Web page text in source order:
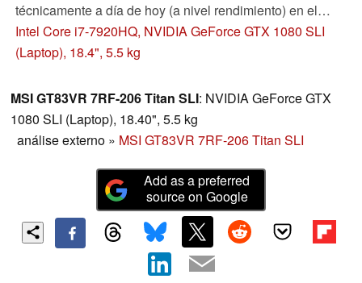
técnicamente a día de hoy (a nivel rendimiento) en el
segmento portátil. El procesador Kaby Lake más potente
de Intel va acompañado por dos GPUs Pascal. Sin
más de 5000 Euros hacen del GT83VR 7RF un juguete
caro para los entusiastas.
Intel Core i7-7920HQ, NVIDIA GeForce GTX 1080 SLI
(Laptop), 18.4", 5.5 kg
MSI GT83VR 7RF-206 Titan SLI: NVIDIA GeForce GTX
1080 SLI (Laptop), 18.40", 5.5 kg
análise externo » MSI GT83VR 7RF-206 Titan SLI
Add as a preferred
source on Google